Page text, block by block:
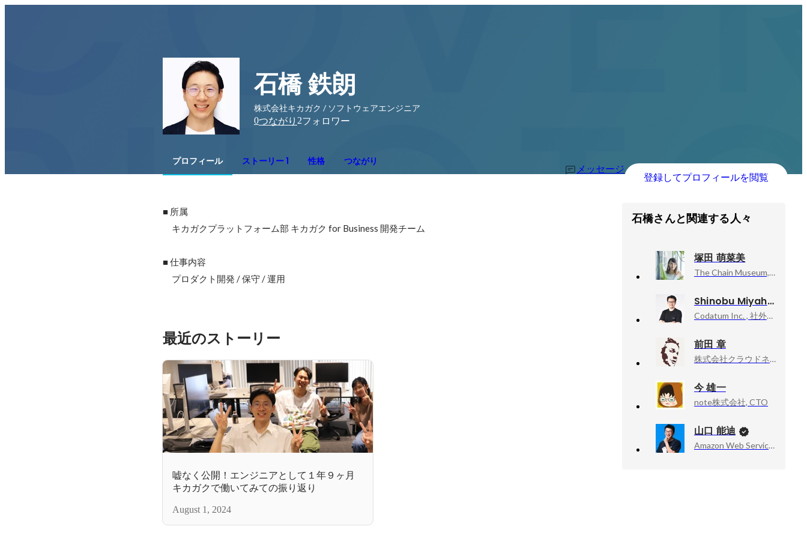
石橋 鉄朗
株式会社キカガク / ソフトウェアエンジニア
0つながり 2フォロワー
プロフィール ストーリー 1 性格 つながり
メッセージ
登録してプロフィールを閲覧
■ 所属
キカガクプラットフォーム部 キカガク for Business 開発チーム
■ 仕事内容
プロダクト開発 / 保守 / 運用
最近のストーリー
嘘なく公開！エンジニアとして１年９ヶ月
キカガクで働いてみての振り返り
August 1, 2024
石橋さんと関連する人々
塚田 萌菜美
The Chain Museum, Lead Researcher／Senior Art Advisor
Shinobu Miyahara
Codatum Inc. , 社外アドバイザー
前田 章
株式会社クラウドネイティブ, エンジニア / クラウドセキュリティアーキテクト
今 雄一
note株式会社, CTO
山口 能迪
Amazon Web Services, Inc., Senior Developer Advocate